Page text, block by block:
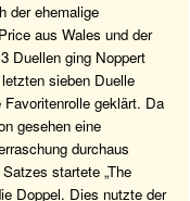
der ehemalige
aus Wales und der
Duellen ging Noppert
sieben Duelle
geklärt. Da
gesehen eine
durchaus
startete „The
Doppel. Dies nutzte der